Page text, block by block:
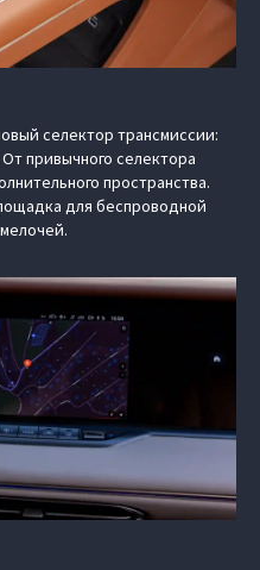
селектор трансмиссии:
привычного селектора
пространства.
для беспроводной